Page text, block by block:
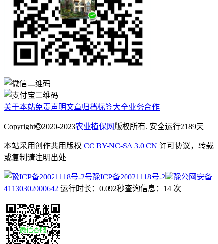
关于本站免责声明文章归档标签大全业务合作
Copyright 2020-2023农业植保网 版权所有. 安全运行2189天
本站采用创作共用版权 CC BY-NC-SA 3.0 CN 许可协议，转载
或复制请注明出处
豫ICP备20021118号-2
豫公网安备
41130302000642 运行时长：0.092秒查询信息：14 次